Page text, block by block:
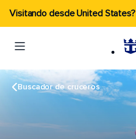
Visitando desde United States?
Buscador de cruceros